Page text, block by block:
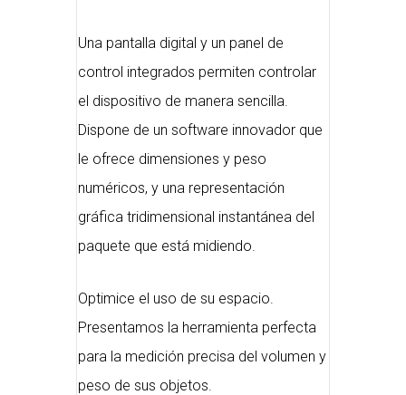
Una pantalla digital y un panel de
control integrados permiten controlar
el dispositivo de manera sencilla.
Dispone de un software innovador que
le ofrece dimensiones y peso
numéricos, y una representación
gráfica tridimensional instantánea del
paquete que está midiendo.
Optimice el uso de su espacio.
Presentamos la herramienta perfecta
para la medición precisa del volumen y
peso de sus objetos.